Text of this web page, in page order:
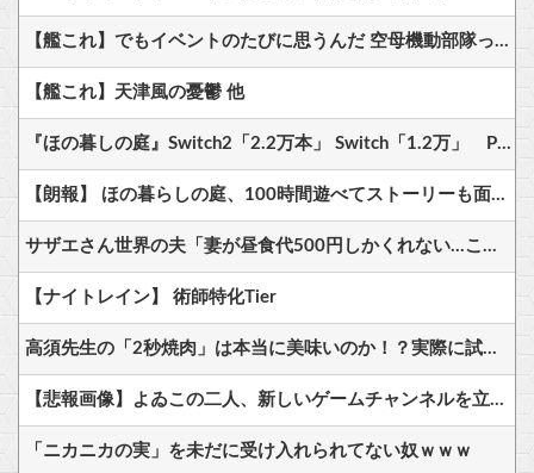
【艦これ】でもイベントのたびに思うんだ 空母機動部隊ってクソだわ！
【艦これ】天津風の憂鬱 他
『ほの暮しの庭』Switch2「2.2万本」 Switch「1.2万」 PS5「集計不能????」←？？？
【朗報】 ほの暮らしの庭、100時間遊べてストーリーも面白いスタバレの上位互換だとまじで好評
サザエさん世界の夫「妻が昼食代500円しかくれない…この弁当屋、500円で売っている！その上店員さんも美人だ！毎日行こう！」
【ナイトレイン】 術師特化Tier
高須先生の「2秒焼肉」は本当に美味いのか！？実際に試した結果
【悲報画像】よゐこの二人、新しいゲームチャンネルを立ち上げるwwww
「ニカニカの実」を未だに受け入れられてない奴ｗｗｗ